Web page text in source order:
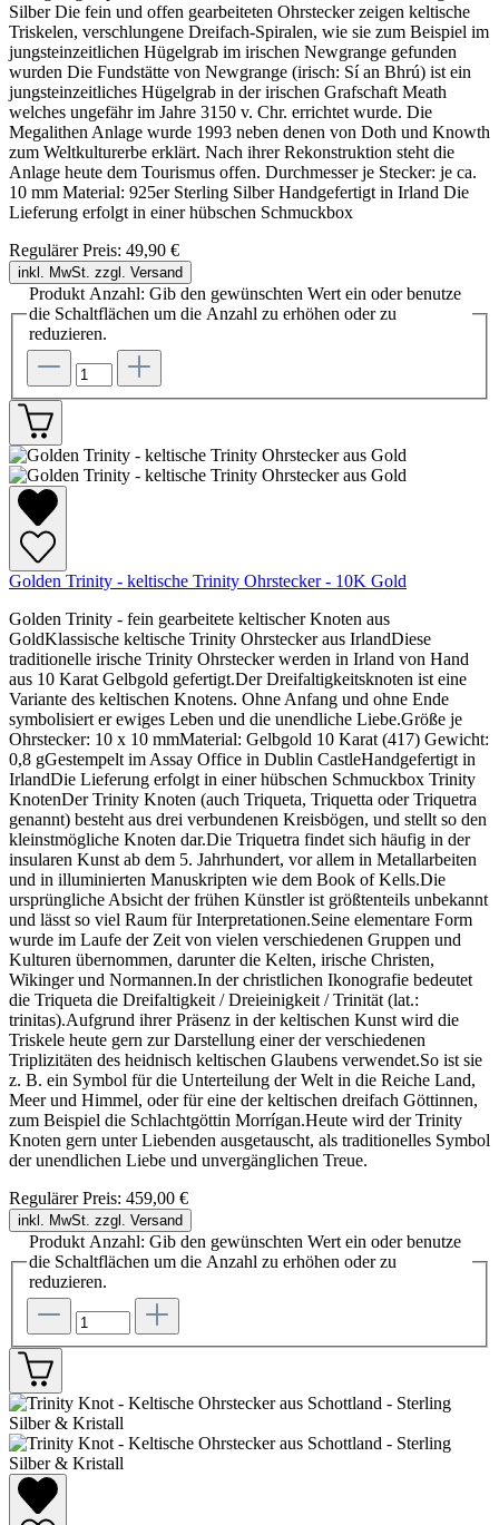
Silber Die fein und offen gearbeiteten Ohrstecker zeigen keltische
Triskelen, verschlungene Dreifach-Spiralen, wie sie zum Beispiel im
jungsteinzeitlichen Hügelgrab im irischen Newgrange gefunden
wurden Die Fundstätte von Newgrange (irisch: Sí an Bhrú) ist ein
jungsteinzeitliches Hügelgrab in der irischen Grafschaft Meath
welches ungefähr im Jahre 3150 v. Chr. errichtet wurde. Die
Megalithen Anlage wurde 1993 neben denen von Doth und Knowth
zum Weltkulturerbe erklärt. Nach ihrer Rekonstruktion steht die
Anlage heute dem Tourismus offen. Durchmesser je Stecker: je ca.
10 mm Material: 925er Sterling Silber Handgefertigt in Irland Die
Lieferung erfolgt in einer hübschen Schmuckbox
Regulärer Preis: 49,90 €
inkl. MwSt. zzgl. Versand
Produkt Anzahl: Gib den gewünschten Wert ein oder benutze
die Schaltflächen um die Anzahl zu erhöhen oder zu
reduzieren.
Golden Trinity - keltische Trinity Ohrstecker - 10K Gold
Golden Trinity - fein gearbeitete keltischer Knoten aus
GoldKlassische keltische Trinity Ohrstecker aus IrlandDiese
traditionelle irische Trinity Ohrstecker werden in Irland von Hand
aus 10 Karat Gelbgold gefertigt.Der Dreifaltigkeitsknoten ist eine
Variante des keltischen Knotens. Ohne Anfang und ohne Ende
symbolisiert er ewiges Leben und die unendliche Liebe.Größe je
Ohrstecker: 10 x 10 mmMaterial: Gelbgold 10 Karat (417) Gewicht:
0,8 gGestempelt im Assay Office in Dublin CastleHandgefertigt in
IrlandDie Lieferung erfolgt in einer hübschen Schmuckbox Trinity
KnotenDer Trinity Knoten (auch Triqueta, Triquetta oder Triquetra
genannt) besteht aus drei verbundenen Kreisbögen, und stellt so den
kleinstmögliche Knoten dar.Die Triquetra findet sich häufig in der
insularen Kunst ab dem 5. Jahrhundert, vor allem in Metallarbeiten
und in illuminierten Manuskripten wie dem Book of Kells.Die
ursprüngliche Absicht der frühen Künstler ist größtenteils unbekannt
und lässt so viel Raum für Interpretationen.Seine elementare Form
wurde im Laufe der Zeit von vielen verschiedenen Gruppen und
Kulturen übernommen, darunter die Kelten, irische Christen,
Wikinger und Normannen.In der christlichen Ikonografie bedeutet
die Triqueta die Dreifaltigkeit / Dreieinigkeit / Trinität (lat.:
trinitas).Aufgrund ihrer Präsenz in der keltischen Kunst wird die
Triskele heute gern zur Darstellung einer der verschiedenen
Triplizitäten des heidnisch keltischen Glaubens verwendet.So ist sie
z. B. ein Symbol für die Unterteilung der Welt in die Reiche Land,
Meer und Himmel, oder für eine der keltischen dreifach Göttinnen,
zum Beispiel die Schlachtgöttin Morrígan.Heute wird der Trinity
Knoten gern unter Liebenden ausgetauscht, als traditionelles Symbol
der unendlichen Liebe und unvergänglichen Treue.
Regulärer Preis: 459,00 €
inkl. MwSt. zzgl. Versand
Produkt Anzahl: Gib den gewünschten Wert ein oder benutze
die Schaltflächen um die Anzahl zu erhöhen oder zu
reduzieren.